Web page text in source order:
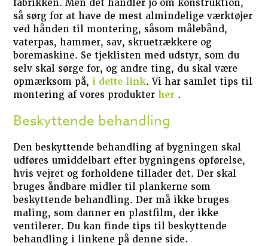
fabrikken. Men det handler jo om konstruktion,
så sørg for at have de mest almindelige værktøjer
ved hånden til montering, såsom målebånd,
vaterpas, hammer, sav, skruetrækkere og
boremaskine. Se tjeklisten med udstyr, som du
selv skal sørge for, og andre ting, du skal være
opmærksom på, i dette link. Vi har samlet tips til
montering af vores produkter her .
Beskyttende behandling
Den beskyttende behandling af bygningen skal
udføres umiddelbart efter bygningens opførelse,
hvis vejret og forholdene tillader det. Der skal
bruges åndbare midler til plankerne som
beskyttende behandling. Der må ikke bruges
maling, som danner en plastfilm, der ikke
ventilerer. Du kan finde tips til beskyttende
behandling i linkene på denne side.